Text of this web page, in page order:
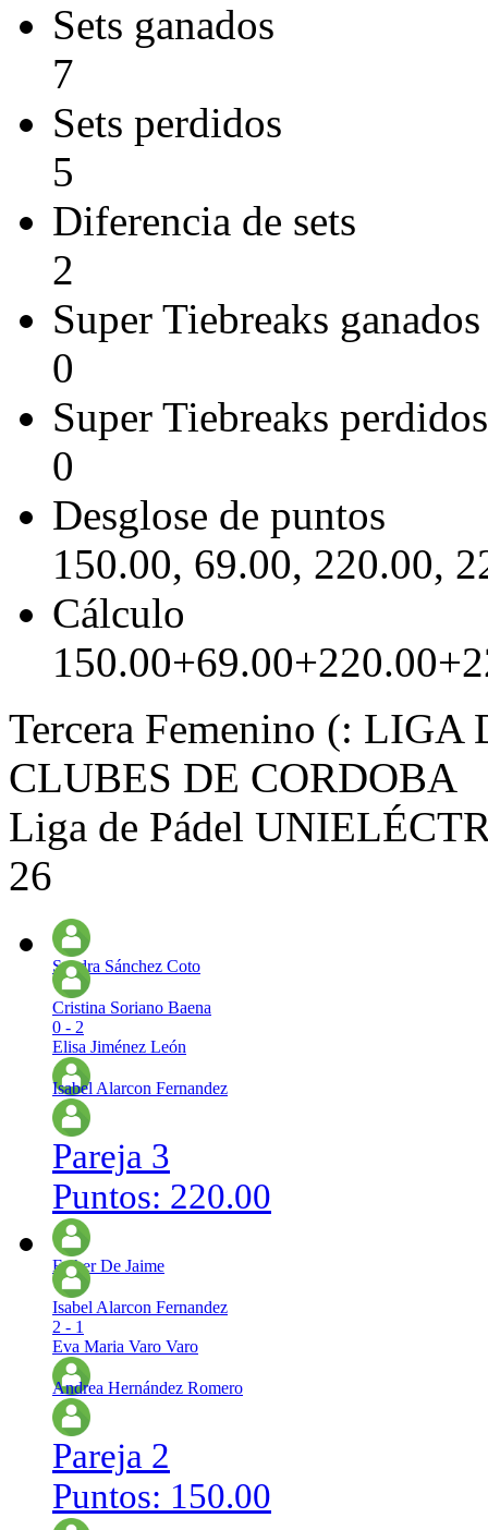
Sets ganados
7
Sets perdidos
5
Diferencia de sets
2
Super Tiebreaks ganados
0
Super Tiebreaks perdidos
0
Desglose de puntos
150.00, 69.00, 220.00,
Cálculo
Tercera Femenino (:
CLUBES DE CORDOBA
Liga de Pádel
26
Sandra Sánchez Coto
Cristina Soriano Baena
0 - 2
Elisa Jiménez León
Isabel Alarcon Fernandez
Pareja 3
Puntos: 220.00
Esther De Jaime
Isabel Alarcon Fernandez
2 - 1
Eva Maria Varo Varo
Andrea Hernández Romero
Pareja 2
Puntos: 150.00